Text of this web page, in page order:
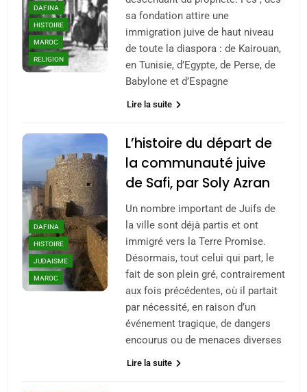
DAFINA
HISTOIRE
MAROC
RELIGION
sa fondation attire une
immigration juive de haut niveau
de toute la diaspora : de Kairouan,
en Tunisie, d’Egypte, de Perse, de
Babylone et d’Espagne
Lire la suite
DAFINA
HISTOIRE
JUDAISME
MAROC
L’histoire du départ de
la communauté juive
de Safi, par Soly Azran
Un nombre important de Juifs de
la ville sont déjà partis et ont
immigré vers la Terre Promise.
Désormais, tout celui qui part, le
fait de son plein gré, contrairement
aux fois précédentes, où il partait
par nécessité, en raison d’un
événement tragique, de dangers
encourus ou de menaces diverses
Lire la suite